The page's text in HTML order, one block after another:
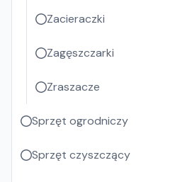
Zacieraczki
Zagęszczarki
Zraszacze
Sprzęt ogrodniczy
Sprzęt czyszczący